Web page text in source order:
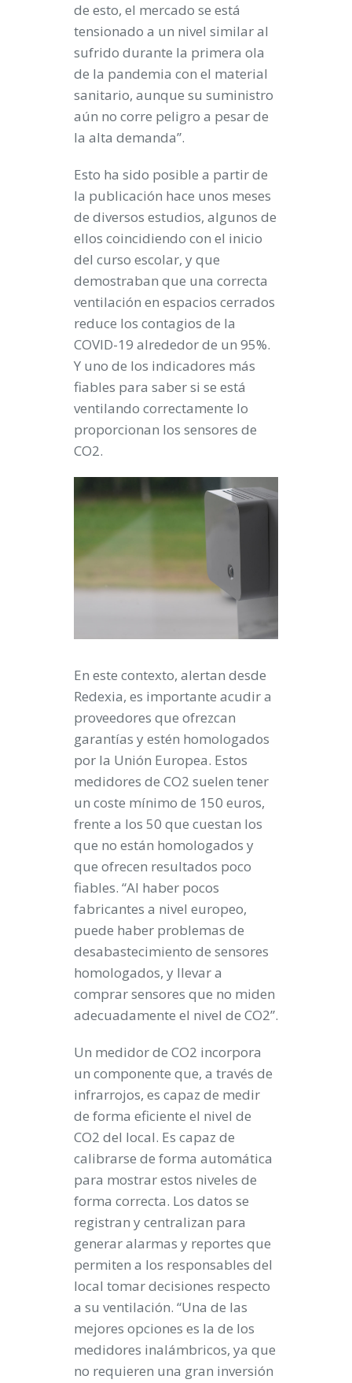
de esto, el mercado se está
tensionado a un nivel similar al
sufrido durante la primera ola
de la pandemia con el material
sanitario, aunque su suministro
aún no corre peligro a pesar de
la alta demanda”.
Esto ha sido posible a partir de
la publicación hace unos meses
de diversos estudios, algunos de
ellos coincidiendo con el inicio
del curso escolar, y que
demostraban que una correcta
ventilación en espacios cerrados
reduce los contagios de la
COVID-19 alrededor de un 95%.
Y uno de los indicadores más
fiables para saber si se está
ventilando correctamente lo
proporcionan los sensores de
CO2.
En este contexto, alertan desde
Redexia, es importante acudir a
proveedores que ofrezcan
garantías y estén homologados
por la Unión Europea. Estos
medidores de CO2 suelen tener
un coste mínimo de 150 euros,
frente a los 50 que cuestan los
que no están homologados y
que ofrecen resultados poco
fiables. “Al haber pocos
fabricantes a nivel europeo,
puede haber problemas de
desabastecimiento de sensores
homologados, y llevar a
comprar sensores que no miden
adecuadamente el nivel de CO2”.
Un medidor de CO2 incorpora
un componente que, a través de
infrarrojos, es capaz de medir
de forma eficiente el nivel de
CO2 del local. Es capaz de
calibrarse de forma automática
para mostrar estos niveles de
forma correcta. Los datos se
registran y centralizan para
generar alarmas y reportes que
permiten a los responsables del
local tomar decisiones respecto
a su ventilación. “Una de las
mejores opciones es la de los
medidores inalámbricos, ya que
no requieren una gran inversión